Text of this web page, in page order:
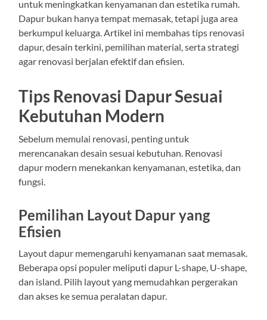
untuk meningkatkan kenyamanan dan estetika rumah.
Dapur bukan hanya tempat memasak, tetapi juga area
berkumpul keluarga. Artikel ini membahas tips renovasi
dapur, desain terkini, pemilihan material, serta strategi
agar renovasi berjalan efektif dan efisien.
Tips Renovasi Dapur Sesuai
Kebutuhan Modern
Sebelum memulai renovasi, penting untuk
merencanakan desain sesuai kebutuhan. Renovasi
dapur modern menekankan kenyamanan, estetika, dan
fungsi.
Pemilihan Layout Dapur yang
Efisien
Layout dapur memengaruhi kenyamanan saat memasak.
Beberapa opsi populer meliputi dapur L-shape, U-shape,
dan island. Pilih layout yang memudahkan pergerakan
dan akses ke semua peralatan dapur.